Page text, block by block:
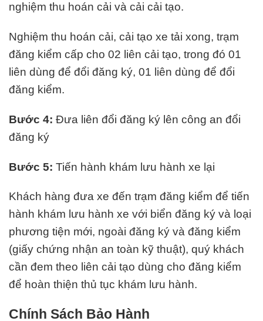
nghiệm thu hoán cải và cải cải tạo.
Nghiệm thu hoán cải, cải tạo xe tải xong, trạm
đăng kiểm cấp cho 02 liên cải tạo, trong đó 01
liên dùng để đổi đăng ký, 01 liên dùng để đổi
đăng kiểm.
Bước 4: Đưa liên đổi đăng ký lên công an đổi
đăng ký
Bước 5: Tiến hành khám lưu hành xe lại
Khách hàng đưa xe đến trạm đăng kiểm để tiến
hành khám lưu hành xe với biển đăng ký và loại
phương tiện mới, ngoài đăng ký và đăng kiểm
(giấy chứng nhận an toàn kỹ thuật), quý khách
cần đem theo liên cải tạo dùng cho đăng kiểm
để hoàn thiện thủ tục khám lưu hành.
Chính Sách Bảo Hành